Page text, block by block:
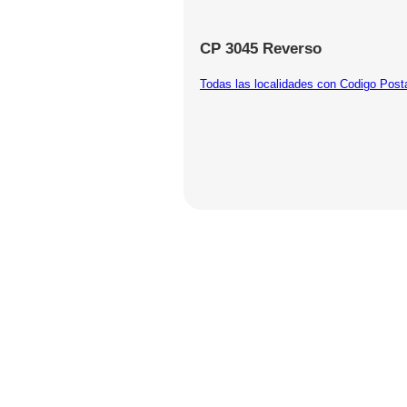
CP 3045 Reverso
Todas las localidades con Codigo